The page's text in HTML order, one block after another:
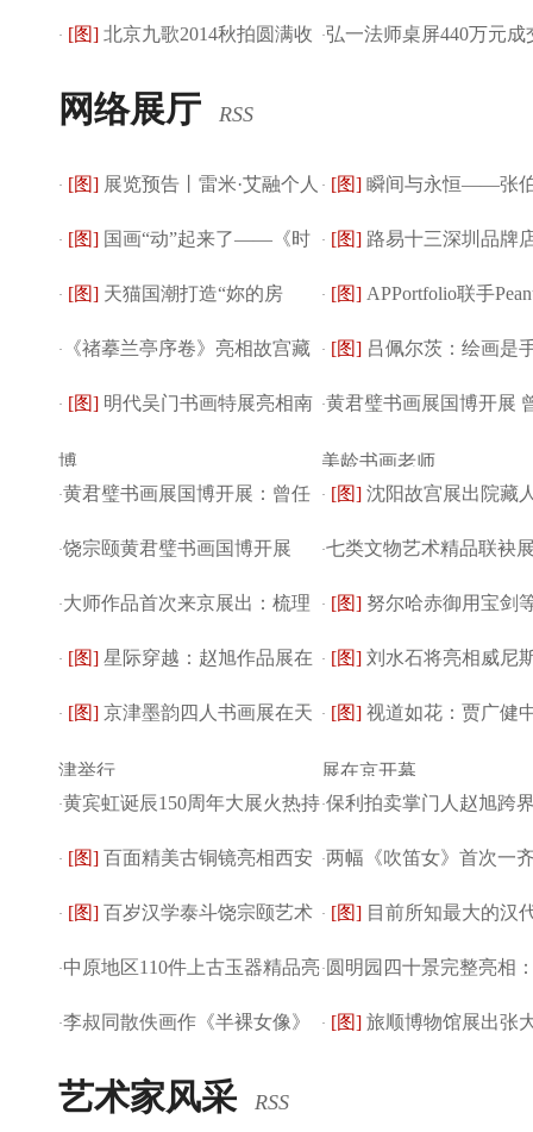
签订战略合作 作品强劲需求
· [图] 北京九歌2014秋拍圆满收
官
·弘一法师桌屏440万元成
网络展厅 RSS
· [图] 展览预告丨雷米·艾融个人
回顾展即将于...
· [图] 瞬间与永恒——张
张凯惠艺术联展
· [图] 国画“动”起来了——《时
光·宝藏—对...
· [图] 路易十三深圳品牌
形象揭幕
· [图] 天猫国潮打造“妳的房
间”艺术展，引领...
· [图] APPortfolio联手
球艺术家联盟...
· 《禇摹兰亭序卷》亮相故宫藏
历代书画展
· [图] 吕佩尔茨：绘画是
布是战场
· [图] 明代吴门书画特展亮相南
博
·黄君璧书画展国博开展
美龄书画老师
·黄君璧书画展国博开展：曾任
宋美龄书画老师
· [图] 沈阳故宫展出院藏
·饶宗颐黄君璧书画国博开展 ·七类文物艺术精品联袂
·大师作品首次来京展出：梳理
奥地利美术...
· [图] 努尔哈赤御用宝剑
件清前文物亮相北...
· [图] 星际穿越：赵旭作品展在
京开幕
· [图] 刘水石将亮相威尼
展
· [图] 京津墨韵四人书画展在天
津举行
· [图] 视道如花：贾广健
展在京开幕
·黄宾虹诞辰150周年大展火热持
续发酵
·保利拍卖掌门人赵旭跨
· [图] 百面精美古铜镜亮相西安
钟鼓楼博物馆
·两幅《吹笛女》首次一
方君璧回顾展
· [图] 百岁汉学泰斗饶宗颐艺术
展开展(图)
· [图] 目前所知最大的汉
展出 直径达60...
·中原地区110件上古玉器精品亮
相江西
· 圆明园四十景完整亮相
复制品首次...
·李叔同散佚画作《半裸女像》
首展
· [图] 旅顺博物馆展出张
艺术家风采 RSS